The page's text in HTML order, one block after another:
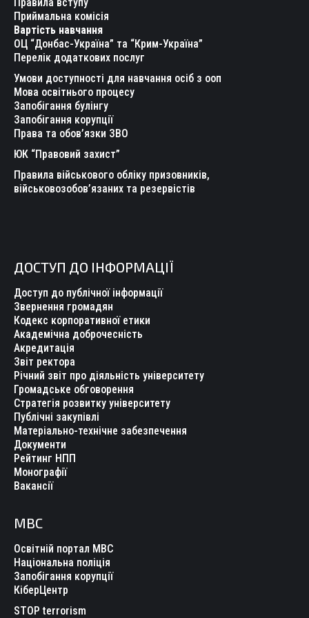
new
window
new
window
new
window
new
window
new
Правила вступу
Приймальна комісія
Вартість навчання
ОЦ “Донбас-Україна” та “Крим-Україна”
Перелік додаткових послуг
Умови доступності для навчання осіб з ооп
Мова освітнього процесу
Запобігання булінгу
Запобігання корупції
Права та обов’язки ЗВО
ЮК “Правовий захист”
Правила військового обліку призовників,
військовозобов’язаних та резервістів
ДОСТУП ДО ІНФОРМАЦІЇ
Доступ до публічної інформації
Звернення громадян
Кодекс корпоративної етики
Академічна доброчесність
Акредитація
Звіт ректора
Річний звіт про діяльність університету
Громадське обговорення
Стратегія розвитку університету
Публічні закупівлі
Матеріально-технічне забезпечення
Документи
Рейтинг НПП
Монографії
Вакансії
МВС
Освітній портал МВС
Національна поліція
Запобігання корупції
КіберЦентр
STOP terrorism